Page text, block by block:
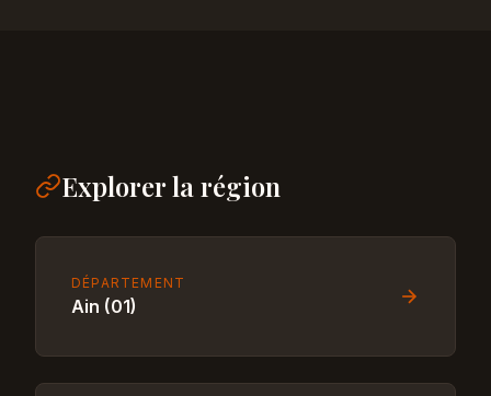
Explorer la région
DÉPARTEMENT
Ain (01)